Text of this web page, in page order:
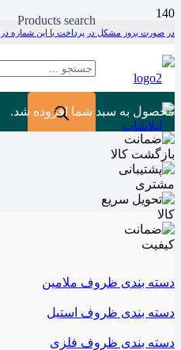
در صورت بروز مشکل در پرداخت با این شماره در ارتباط
Products search
محصول به سبد شما افزوده شد.
دسته بندی ظروف ملامین
دسته بندی ظروف استیل
دسته بندی ظروف فلزی